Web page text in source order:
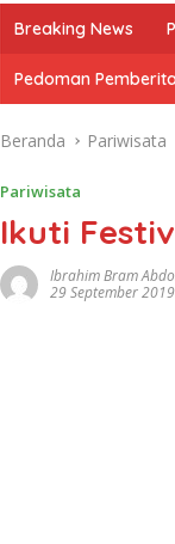
Breaking News
Pedoman
Beranda Pariwisata
Pariwisata
Ikuti
Ibrahim Bram
29 September 2019